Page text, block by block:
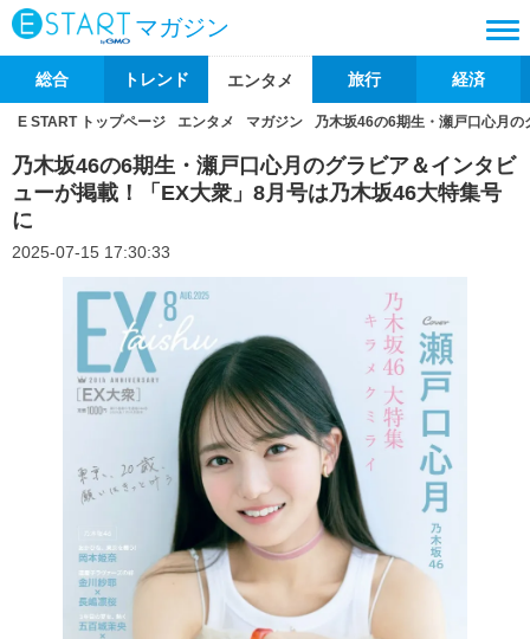
マガジン
総合 トレンド エンタメ 旅行 経済
E START トップページ エンタメ マガジン 乃木坂46の6期生・瀬戸口心月
乃木坂46の6期生・瀬戸口心月のグラビア＆インタビ
ューが掲載！「EX大衆」8月号は乃木坂46大特集号
に
2025-07-15 17:30:33